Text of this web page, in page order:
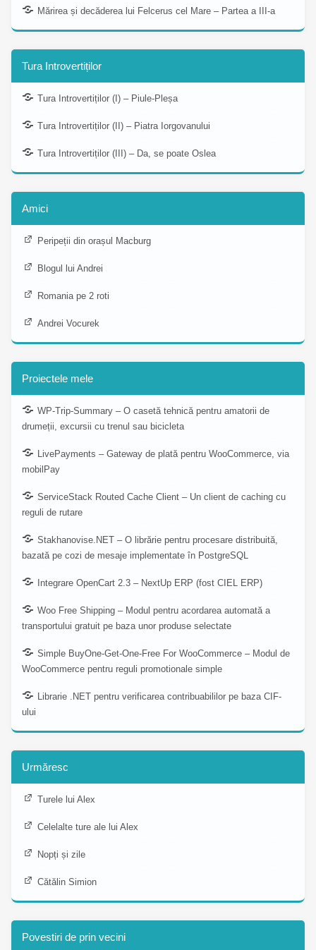
Mărirea și decăderea lui Felcerus cel Mare – Partea a III-a
Tura Introvertiților
Tura Introvertiților (I) – Piule-Pleșa
Tura Introvertiților (II) – Piatra Iorgovanului
Tura Introvertiților (III) – Da, se poate Oslea
Amici
Peripeții din orașul Macburg
Blogul lui Andrei
Romania pe 2 roti
Andrei Vocurek
Proiectele mele
WP-Trip-Summary – O casetă tehnică pentru amatorii de
drumeții, excursii cu trenul sau bicicleta
LivePayments – Gateway de plată pentru WooCommerce, via
mobilPay
ServiceStack Routed Cache Client – Un client de caching cu
reguli de rutare
Stakhanovise.NET – O librărie pentru procesare distribuită,
bazată pe cozi de mesaje implementate în PostgreSQL
Integrare OpenCart 2.3 – NextUp ERP (fost CIEL ERP)
Woo Free Shipping – Modul pentru acordarea automată a
transportului gratuit pe baza unor produse selectate
Simple BuyOne-Get-One-Free For WooCommerce – Modul de
WooCommerce pentru reguli promotionale simple
Librarie .NET pentru verificarea contribuabililor pe baza CIF-
ului
Urmăresc
Turele lui Alex
Celelalte ture ale lui Alex
Nopți și zile
Cătălin Simion
Povestiri de prin vecini